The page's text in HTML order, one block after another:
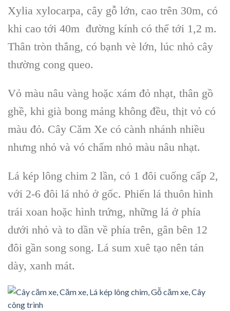
Xylia xylocarpa, cây gỗ lớn, cao trên 30m, có
khi cao tới 40m đường kính có thể tới 1,2 m.
Thân tròn thẳng, có bạnh vè lớn, lúc nhỏ cây
thường cong queo.
Vỏ màu nâu vàng hoặc xám đỏ nhạt, thân gồ
ghề, khi già bong mảng không đều, thịt vỏ có
màu đỏ. Cây Căm Xe có cành nhánh nhiều
nhưng nhỏ và vó chấm nhỏ màu nâu nhạt.
Lá kép lông chim 2 lần, có 1 đôi cuống cấp 2,
với 2-6 đôi lá nhỏ ở gốc. Phiến lá thuôn hình
trái xoan hoặc hình trứng, những lá ở phía
dưới nhỏ và to dần về phía trên, gân bên 12
đôi gần song song. Lá sum xuê tạo nên tán
dày, xanh mát.